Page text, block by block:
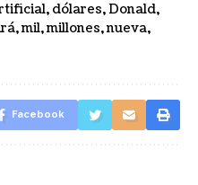
, dólares,Donald,
,mil,millones,nueva,
Facebook